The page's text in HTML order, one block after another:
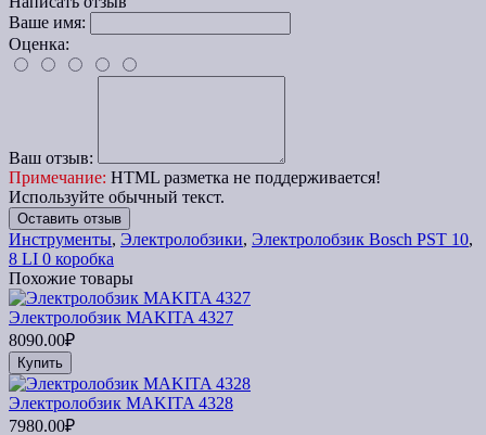
Ваше имя:
Оценка:
Ваш отзыв:
Примечание: HTML разметка не поддерживается!
Используйте обычный текст.
Оставить отзыв
Инструменты, Электролобзики, Электролобзик Bosch PST 10,
8 LI 0 коробка
Похожие товары
Электролобзик MAKITA 4327
8090.00₽
Купить
Электролобзик MAKITA 4328
7980.00₽